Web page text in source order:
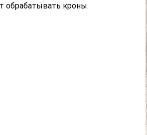
обрабатывать кроны.